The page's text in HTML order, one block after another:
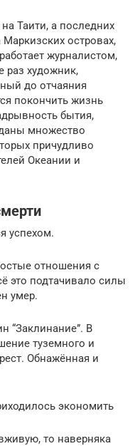
Таити, а последних
островах,
журналистом,
раз художник,
до отчаяния
покончить жизнь
бытия,
множество
причудливо
Океании и
успехом.
отношения с
это подтачивало силы
умер.
“Заклинание”. В
туземного и
Обнажённая и
экономить
то наверняка